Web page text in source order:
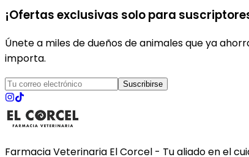
¡Ofertas exclusivas solo para
Únete a miles de dueños de animales que ya
importa.
Suscribirse
Farmacia Veterinaria El Corcel - Tu aliado en el